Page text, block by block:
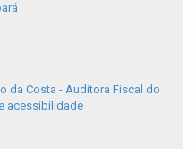
da Costa - Auditora Fiscal do
acessibilidade